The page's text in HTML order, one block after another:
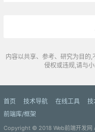
同的应用场景，杀鸡不要
内容以共享、参考、研究为目的
侵权或违规,请与
首页 技术导航 在线工具 技
前端库/框架